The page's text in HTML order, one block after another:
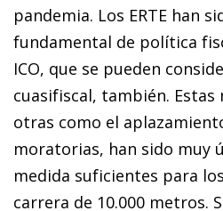
pandemia. Los ERTE han
fundamental de política
ICO, que se pueden
cuasifiscal, también. Estas
otras como el
moratorias, han sido muy
medida suficientes para
carrera de 10.000 metros.